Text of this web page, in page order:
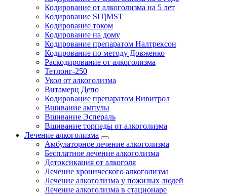
Кодирование от алкоголизма на 5 лет
Кодирование SIT|MST
Кодирование током
Кодирование на дому
Кодирование препаратом Налтрексон
Кодирование по методу Довженко
Раскодирование от алкоголизма
Тетлонг-250
Укол от алкоголизма
Витамерц Депо
Кодирование препаратом Вивитрол
Вшивание ампулы
Вшивание Эспераль
Вшивание торпеды от алкоголизма
Лечение алкоголизма
Амбулаторное лечение алкоголизма
Бесплатное лечение алкоголизма
Детоксикация от алкоголя
Лечение хронического алкоголизма
Лечение алкоголизма у пожилых людей
Лечение алкоголизма в стационаре